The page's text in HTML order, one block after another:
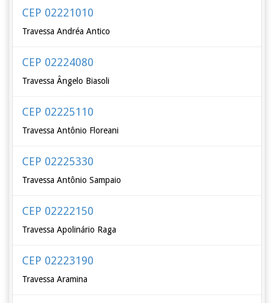
CEP 02221010
Travessa Andréa Antico
CEP 02224080
Travessa Ângelo Biasoli
CEP 02225110
Travessa Antônio Floreani
CEP 02225330
Travessa Antônio Sampaio
CEP 02222150
Travessa Apolinário Raga
CEP 02223190
Travessa Aramina